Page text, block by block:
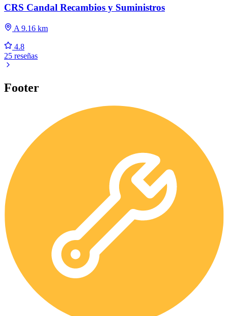
CRS Candal Recambios y Suministros
A 9.16 km
4.8
25 reseñas
Footer